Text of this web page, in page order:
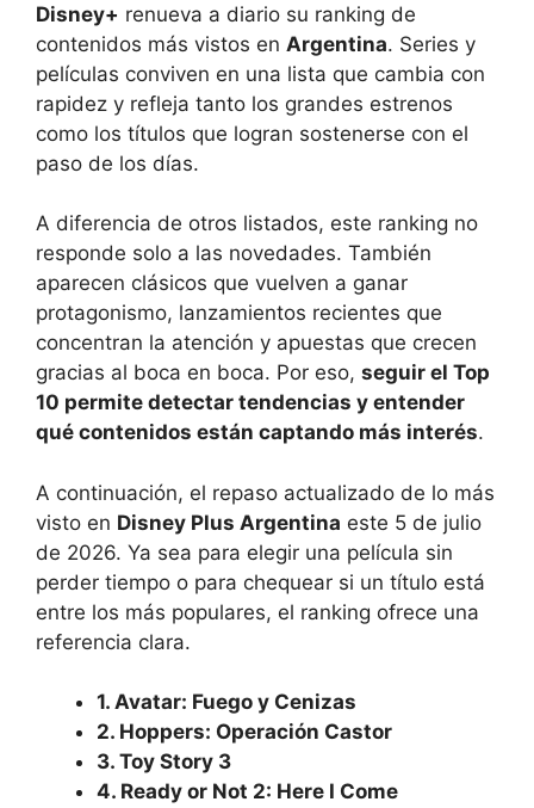
Disney+ renueva a diario su ranking de
contenidos más vistos en Argentina. Series y
películas conviven en una lista que cambia con
rapidez y refleja tanto los grandes estrenos
como los títulos que logran sostenerse con el
paso de los días.
A diferencia de otros listados, este ranking no
responde solo a las novedades. También
aparecen clásicos que vuelven a ganar
protagonismo, lanzamientos recientes que
concentran la atención y apuestas que crecen
gracias al boca en boca. Por eso, seguir el Top
10 permite detectar tendencias y entender
qué contenidos están captando más interés.
A continuación, el repaso actualizado de lo más
visto en Disney Plus Argentina este 5 de julio
de 2026. Ya sea para elegir una película sin
perder tiempo o para chequear si un título está
entre los más populares, el ranking ofrece una
referencia clara.
1. Avatar: Fuego y Cenizas
2. Hoppers: Operación Castor
3. Toy Story 3
4. Ready or Not 2: Here I Come